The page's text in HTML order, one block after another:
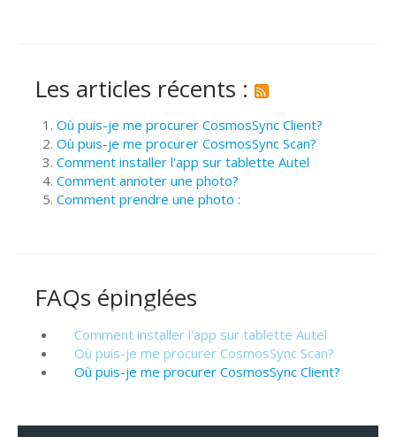
Les articles récents :
Où puis-je me procurer CosmosSync Client?
Où puis-je me procurer CosmosSync Scan?
Comment installer l'app sur tablette Autel
Comment annoter une photo?
Comment prendre une photo :
FAQs épinglées
Comment installer l'app sur tablette Autel
Où puis-je me procurer CosmosSync Scan?
Où puis-je me procurer CosmosSync Client?